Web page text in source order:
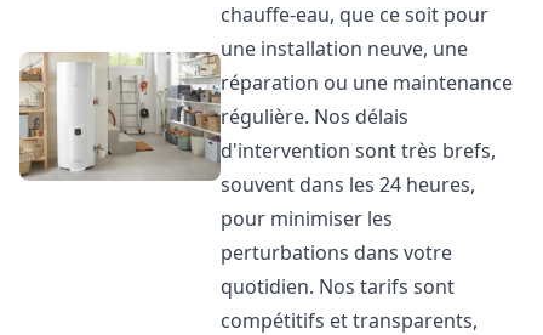
chauffe-eau, que ce soit pour
une installation neuve, une
réparation ou une maintenance
régulière. Nos délais
d'intervention sont très brefs,
souvent dans les 24 heures,
pour minimiser les
perturbations dans votre
quotidien. Nos tarifs sont
compétitifs et transparents,